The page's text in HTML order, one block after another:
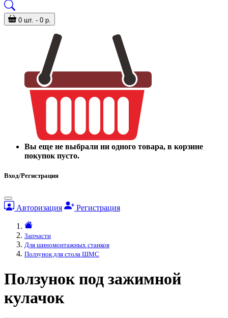
0 шт. - 0 р.
Вы еще не выбрали ни одного товара, в корзине
покупок пусто.
Вход/Регистрация
Авторизация Регистрация
Запчасти
Для шиномонтажных станков
Ползунок для стола ШМС
Ползунок под зажимной
кулачок